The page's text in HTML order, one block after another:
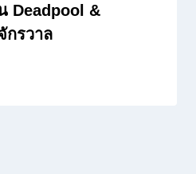
Deadpool &
กรวาล